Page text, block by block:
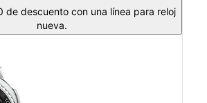
de descuento con una línea para reloj
nueva.